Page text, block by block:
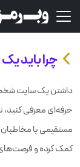
چرا باید
داشتن یک سایت
حرفه‌ای معرفی کنید،
مستقیمی با مخاطبان
کمک کرده و